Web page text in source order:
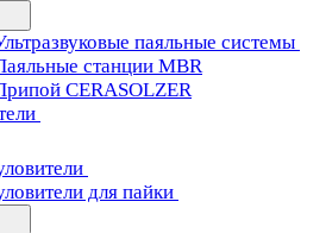
паяльные системы
станции MBR
CERASOLZER
для пайки